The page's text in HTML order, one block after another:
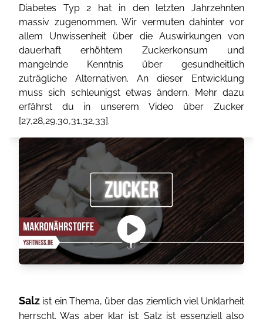
Diabetes Typ 2 hat in den letzten Jahrzehnten
massiv zugenommen. Wir vermuten dahinter vor
allem Unwissenheit über die Auswirkungen von
dauerhaft erhöhtem Zuckerkonsum und
mangelnde Kenntnis über gesundheitlich
zuträgliche Alternativen. An dieser Entwicklung
muss sich schleunigst etwas ändern. Mehr dazu
erfährst du in unserem Video über Zucker
[27,28,29,30,31,32,33].
Salz ist ein Thema, über das ziemlich viel Unklarheit
herrscht. Was aber klar ist: Salz ist essenziell also